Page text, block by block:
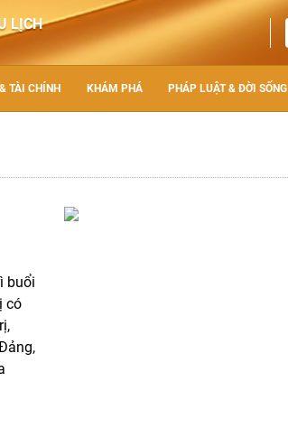
LỊCH
TÀI CHÍNH KHÁM PHÁ PHÁP LUẬT & ĐỜI SỐNG
buổi
có